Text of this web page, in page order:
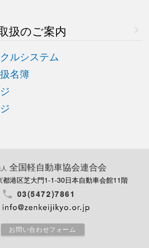
扱のご案内
ルシステム
名簿
全国軽自動車協会連合会
都港区芝大門1-1-30日本自動車会館11階
03(5472)7861
お問い合わせフォーム